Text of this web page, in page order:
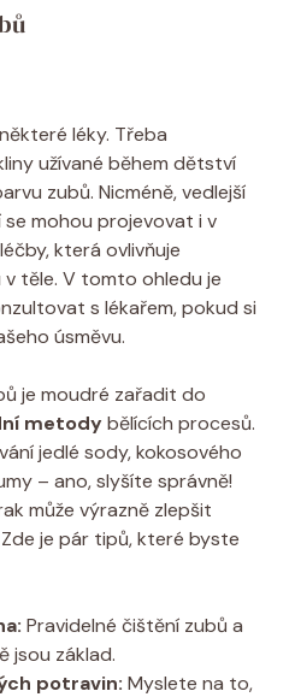
léky. Třeba
užívané během dětství
zubů. Nicméně, vedlejší
mohou projevovat i v
která ovlivňuje
těle. V tomto ohledu je
s lékařem, pokud si
úsměvu.
je moudré zařadit do
metodybělících procesů.
jedlé sody, kokosového
– ano, slyšíte správně!
může výrazně zlepšit
je pár tipů, které byste
Pravidelné čištění zubů a
jsou základ.
potravin: Myslete na to,